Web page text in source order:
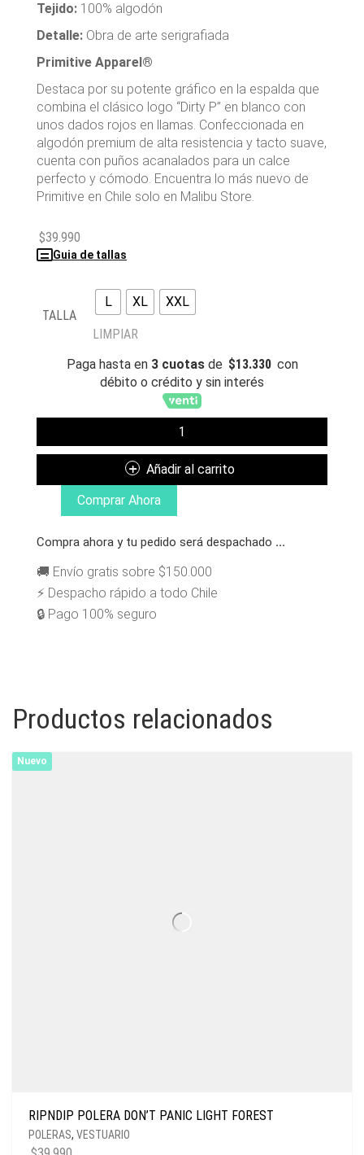
Tejido: 100% algodón
Detalle: Obra de arte serigrafiada
Primitive Apparel®
Destaca por su potente gráfico en la espalda que
combina el clásico logo “Dirty P” en blanco con
unos dados rojos en llamas. Confeccionada en
algodón premium de alta resistencia y tacto suave,
cuenta con puños acanalados para un calce
perfecto y cómodo. Encuentra lo más nuevo de
Primitive en Chile solo en Malibu Store.
$39.990
Guia de tallas
TALLA
L XL XXL
LIMPIAR
Paga hasta en 3 cuotasde $13.330 con
débito o crédito y sin interés
POLERA
BLACK
Añadir al carrito
Comprar Ahora
Compra ahora y tu pedido será despachado ...
🚚 Envío gratis sobre $150.000
⚡ Despacho rápido a todo Chile
🔒 Pago 100% seguro
Productos relacionados
Nuevo
RIPNDIP POLERA DON’T PANIC LIGHT FOREST
POLERAS, VESTUARIO